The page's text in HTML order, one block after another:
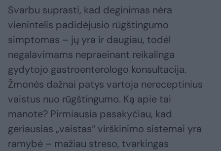
Svarbu suprasti, kad deginimas nėra
vienintelis padidėjusio rūgštingumo
simptomas – jų yra ir daugiau, todėl
negalavimams nepraeinant reikalinga
gydytojo gastroenterologo konsultacija.
Žmonės dažnai patys vartoja nereceptinius
vaistus nuo rūgštingumo. Ką apie tai
manote? Pirmiausia pasakyčiau, kad
geriausias „vaistas“ virškinimo sistemai yra
ramybė – mažiau streso, tvarkingas